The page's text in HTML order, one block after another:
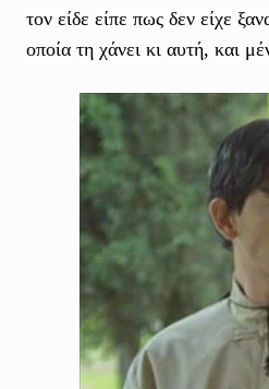
τον είδε είπε πως δεν είχε
οποία τη χάνει κι αυτή, και